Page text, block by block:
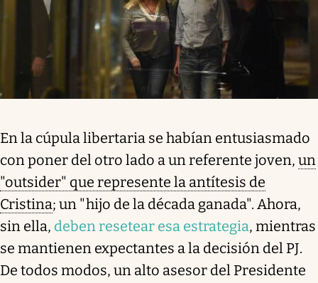
En la cúpula libertaria se habían entusiasmado
con poner del otro lado a un referente joven, un
"outsider" que represente la antítesis de
Cristina; un "hijo de la década ganada". Ahora,
sin ella, deben resetear esa estrategia, mientras
se mantienen expectantes a la decisión del PJ.
De todos modos, un alto asesor del Presidente